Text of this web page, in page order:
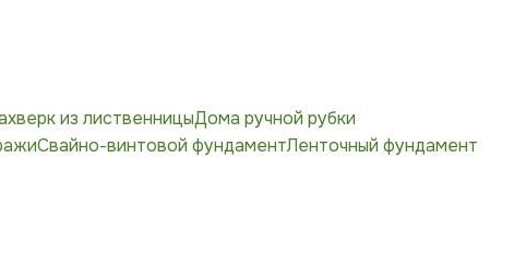
из лиственницыДома ручной рубки
Свайно-винтовой фундаментЛенточный фундамент